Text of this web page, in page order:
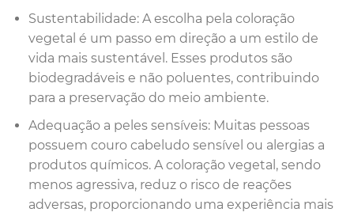
Sustentabilidade: A escolha pela coloração
vegetal é um passo em direção a um estilo de
vida mais sustentável. Esses produtos são
biodegradáveis e não poluentes, contribuindo
para a preservação do meio ambiente.
Adequação a peles sensíveis: Muitas pessoas
possuem couro cabeludo sensível ou alergias a
produtos químicos. A coloração vegetal, sendo
menos agressiva, reduz o risco de reações
adversas, proporcionando uma experiência mais